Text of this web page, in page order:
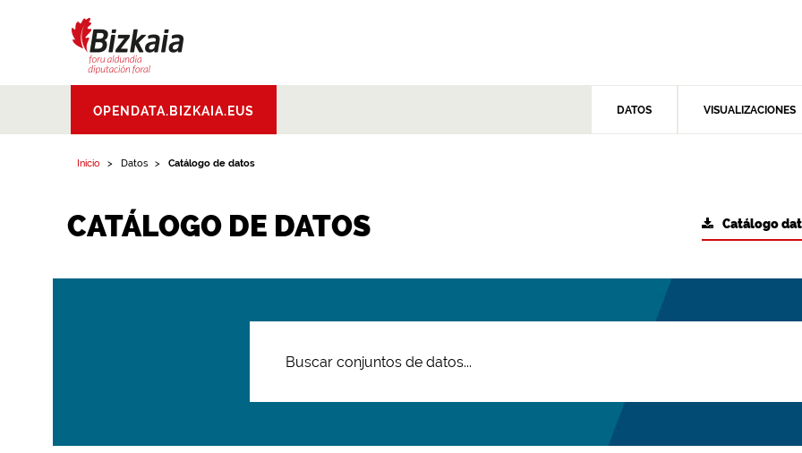
Aldundia.Diputacion
Foral de Bizkaia
OPENDATA.BIZKAIA.EUS DATOS VISUALIZACIONES
Inicio Datos Catálogo de datos
CATÁLOGO DE DATOS Catálogo